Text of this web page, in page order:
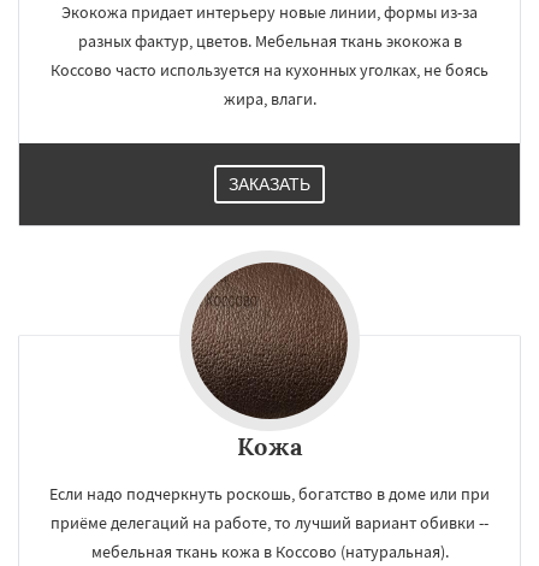
Экокожа придает интерьеру новые линии, формы из-за
разных фактур, цветов. Мебельная ткань экокожа в
Коссово часто используется на кухонных уголках, не боясь
жира, влаги.
ЗАКАЗАТЬ
Кожа
Если надо подчеркнуть роскошь, богатство в доме или при
приёме делегаций на работе, то лучший вариант обивки --
мебельная ткань кожа в Коссово (натуральная).